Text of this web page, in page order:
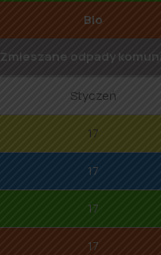
Bio
Zmieszane odpady
Styczeń
17
17
17
17